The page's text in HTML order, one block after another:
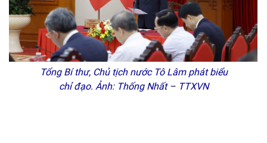
Tổng Bí thư, Chủ tịch nước Tô Lâm phát biểu
chỉ đạo. Ảnh: Thống Nhất – TTXVN